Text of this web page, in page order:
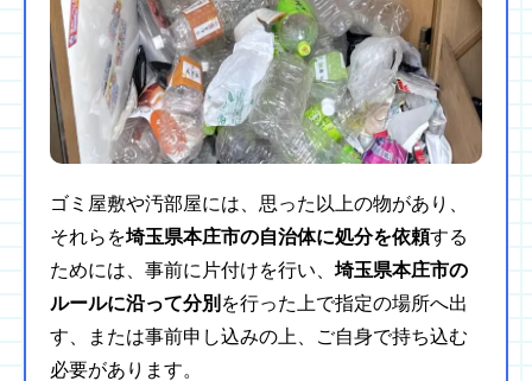
ゴミ屋敷や汚部屋には、思った以上の物があり、
それらを埼玉県本庄市の自治体に処分を依頼する
ためには、事前に片付けを行い、 埼玉県本庄市の
ルールに沿って分別 を行った上で指定の場所へ出
す、または事前申し込みの上、ご自身で持ち込む
必要があります。